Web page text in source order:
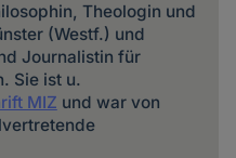
Theologin und
(Westf.) und
Journalistin für
Sie ist u.
MIZ und war von